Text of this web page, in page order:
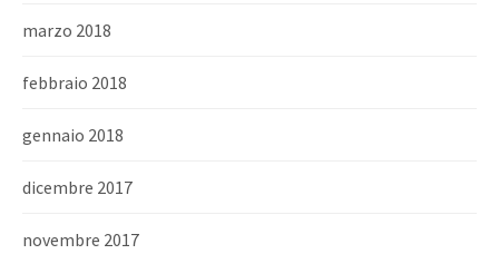
marzo 2018
febbraio 2018
gennaio 2018
dicembre 2017
novembre 2017